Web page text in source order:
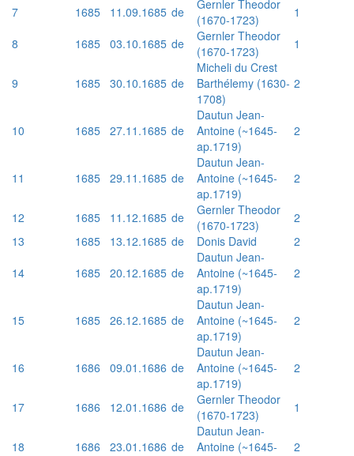
7 1685 11.09.1685 de
Gernler Theodor
(1670-1723)
1
8
1685 03.10.1685 de
Gernler Theodor
(1670-1723)
1
9 1685 30.10.1685 de
Micheli du Crest
Barthélemy (1630-
1708)
2
10 1685 27.11.1685 de
Dautun Jean-
Antoine (~1645-
ap.1719)
2
11 1685 29.11.1685 de
Dautun Jean-
Antoine (~1645-
ap.1719)
2
12 1685 11.12.1685 de
Gernler Theodor
(1670-1723)
2
13
1685 13.12.1685 de Donis David
2
14
1685 20.12.1685 de
Dautun Jean-
Antoine (~1645-
ap.1719)
2
15 1685 26.12.1685 de
Dautun Jean-
Antoine (~1645-
ap.1719)
2
16 1686 09.01.1686 de
Dautun Jean-
Antoine (~1645-
ap.1719)
2
17 1686 12.01.1686 de
Gernler Theodor
(1670-1723)
1
18 1686 23.01.1686 de
Dautun Jean-
Antoine (~1645-
2